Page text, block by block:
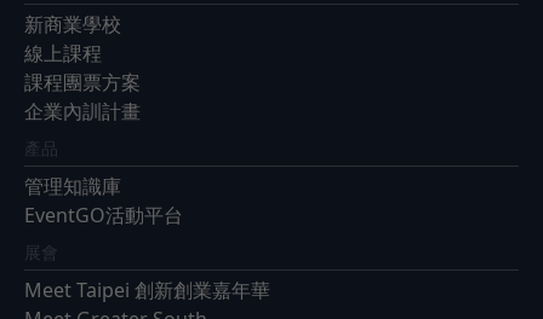
新商業學校
線上課程
課程團票方案
企業內訓計畫
產品
管理知識庫
EventGO活動平台
展會
Meet Taipei 創新創業嘉年華